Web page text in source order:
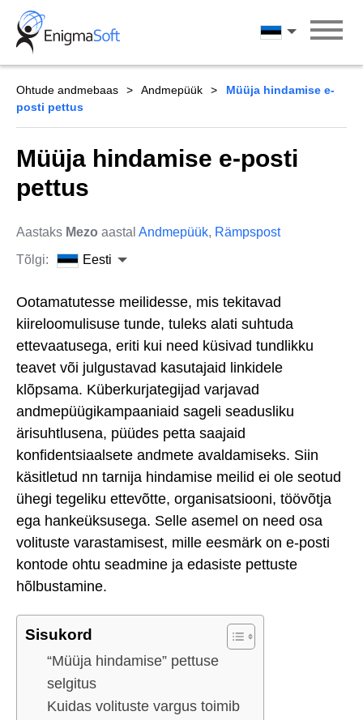
Skip
content
Eesti
Ohtude andmebaas Andmepüük
Müüja hindamise e-
posti pettus
Müüja hindamise e-posti
pettus
Aastaks Mezo aastal Andmepüük, Rämpspost
Tõlgi:
Eesti
Ootamatutesse meilidesse, mis tekitavad
kiireloomulisuse tunde, tuleks alati suhtuda
ettevaatusega, eriti kui need küsivad tundlikku
teavet või julgustavad kasutajaid linkidele
klõpsama. Küberkurjategijad varjavad
andmepüügikampaaniaid sageli seadusliku
ärisuhtlusena, püüdes petta saajaid
konfidentsiaalsete andmete avaldamiseks. Siin
käsitletud nn tarnija hindamise meilid ei ole seotud
ühegi tegeliku ettevõtte, organisatsiooni, töövõtja
ega hankeüksusega. Selle asemel on need osa
volituste varastamisest, mille eesmärk on e-posti
kontode ohtu seadmine ja edasiste pettuste
hõlbustamine.
Sisukord
“Müüja hindamise” pettuse
selgitus
Kuidas volituste vargus toimib